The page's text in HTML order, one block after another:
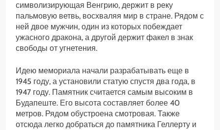
символизирующая Венгрию, держит в реку
пальмовую ветвь, восхваляя мир в стране. Рядом с
ней двое мужчин, один из которых побеждает
ужасного дракона, а другой держит факел в знак
свободы от угнетения.
Идею мемориала начали разрабатывать еще в
1945 году, а установили статую спустя два года, в
1947 году. Памятник считается самым высоким в
Будапеште. Его высота составляет более 40
метров. Рядом обустроена смотровая. Также
отсюда легко добраться до памятника Геллерту и